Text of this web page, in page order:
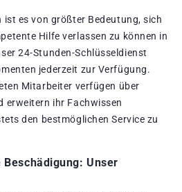
es von größter Bedeutung, sich
Hilfe verlassen zu können in
24-Stunden-Schlüsseldienst
jederzeit zur Verfügung.
Mitarbeiter verfügen über
erweitern ihr Fachwissen
den bestmöglichen Service zu
Unser